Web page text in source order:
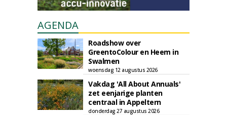
AGENDA
Roadshow over
GreentoColour en Heem in
Swalmen
woensdag 12 augustus 2026
Vakdag 'All About Annuals'
zet eenjarige planten
centraal in Appeltern
donderdag 27 augustus 2026